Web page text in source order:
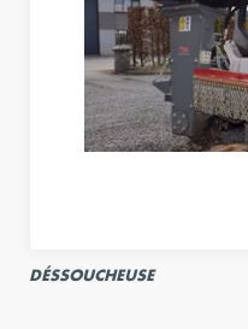
DÉSSOUCHEUSE